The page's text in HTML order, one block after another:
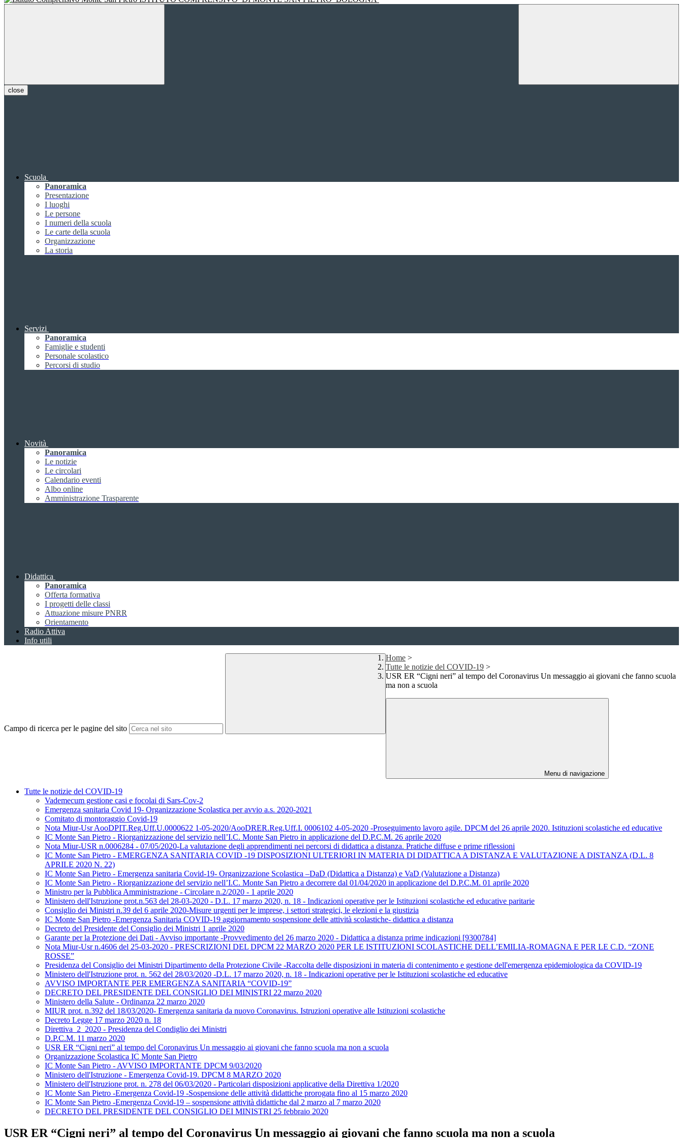
close
Scuola
Panoramica
Presentazione
I luoghi
Le persone
I numeri della scuola
Le carte della scuola
Organizzazione
La storia
Servizi
Panoramica
Famiglie e studenti
Personale scolastico
Percorsi di studio
Novità
Panoramica
Le notizie
Le circolari
Calendario eventi
Albo online
Amministrazione Trasparente
Didattica
Panoramica
Offerta formativa
I progetti delle classi
Attuazione misure PNRR
Orientamento
Radio Attiva
Info utili
Campo di ricerca per le pagine del sito
Home >
Tutte le notizie del COVID-19 >
USR ER “Cigni neri” al tempo del Coronavirus Un messaggio ai giovani che fanno scuola
ma non a scuola
Menu di navigazione
Tutte le notizie del COVID-19
Vademecum gestione casi e focolai di Sars-Cov-2
Emergenza sanitaria Covid 19- Organizzazione Scolastica per avvio a.s. 2020-2021
Comitato di montoraggio Covid-19
Nota Miur-Usr AooDPIT.Reg.Uff.U.0000622 1-05-2020/AooDRER.Reg.Uff.I. 0006102 4-05-2020 -Proseguimento lavoro agile. DPCM del 26 aprile 2020. Istituzioni scolastiche ed educative
IC Monte San Pietro - Riorganizzazione del servizio nell’I.C. Monte San Pietro in applicazione del D.P.C.M. 26 aprile 2020
Nota Miur-USR n.0006284 - 07/05/2020-La valutazione degli apprendimenti nei percorsi di didattica a distanza. Pratiche diffuse e prime riflessioni
IC Monte San Pietro - EMERGENZA SANITARIA COVID -19 DISPOSIZIONI ULTERIORI IN MATERIA DI DIDATTICA A DISTANZA E VALUTAZIONE A DISTANZA (D.L. 8
APRILE 2020 N. 22)
IC Monte San Pietro - Emergenza sanitaria Covid-19- Organizzazione Scolastica –DaD (Didattica a Distanza) e VaD (Valutazione a Distanza)
IC Monte San Pietro - Riorganizzazione del servizio nell’I.C. Monte San Pietro a decorrere dal 01/04/2020 in applicazione del D.P.C.M. 01 aprile 2020
Ministro per la Pubblica Amministrazione - Circolare n.2/2020 - 1 aprile 2020
Ministero dell'Istruzione prot.n.563 del 28-03-2020 - D.L. 17 marzo 2020, n. 18 - Indicazioni operative per le Istituzioni scolastiche ed educative paritarie
Consiglio dei Ministri n.39 del 6 aprile 2020-Misure urgenti per le imprese, i settori strategici, le elezioni e la giustizia
IC Monte San Pietro -Emergenza Sanitaria COVID-19 aggiornamento sospensione delle attività scolastiche- didattica a distanza
Decreto del Presidente del Consiglio dei Ministri 1 aprile 2020
Garante per la Protezione dei Dati - Avviso importante -Provvedimento del 26 marzo 2020 - Didattica a distanza prime indicazioni [9300784]
Nota Miur-Usr n.4606 del 25-03-2020 - PRESCRIZIONI DEL DPCM 22 MARZO 2020 PER LE ISTITUZIONI SCOLASTICHE DELL’EMILIA-ROMAGNA E PER LE C.D. “ZONE
ROSSE”
Presidenza del Consiglio dei Ministri Dipartimento della Protezione Civile -Raccolta delle disposizioni in materia di contenimento e gestione dell'emergenza epidemiologica da COVID-19
Ministero dell'Istruzione prot. n. 562 del 28/03/2020 -D.L. 17 marzo 2020, n. 18 - Indicazioni operative per le Istituzioni scolastiche ed educative
AVVISO IMPORTANTE PER EMERGENZA SANITARIA “COVID-19”
DECRETO DEL PRESIDENTE DEL CONSIGLIO DEI MINISTRI 22 marzo 2020
Ministero della Salute - Ordinanza 22 marzo 2020
MIUR prot. n.392 del 18/03/2020- Emergenza sanitaria da nuovo Coronavirus. Istruzioni operative alle Istituzioni scolastiche
Decreto Legge 17 marzo 2020 n. 18
Direttiva_2_2020 - Presidenza del Condiglio dei Ministri
D.P.C.M. 11 marzo 2020
USR ER “Cigni neri” al tempo del Coronavirus Un messaggio ai giovani che fanno scuola ma non a scuola
Organizzazione Scolastica IC Monte San Pietro
IC Monte San Pietro - AVVISO IMPORTANTE DPCM 9/03/2020
Ministero dell'Istruzione - Emergenza Covid-19. DPCM 8 MARZO 2020
Ministero dell'Istruzione prot. n. 278 del 06/03/2020 - Particolari disposizioni applicative della Direttiva 1/2020
IC Monte San Pietro -Emergenza Covid-19 -Sospensione delle attività didattiche prorogata fino al 15 marzo 2020
IC Monte San Pietro -Emergenza Covid-19 – sospensione attività didattiche dal 2 marzo al 7 marzo 2020
DECRETO DEL PRESIDENTE DEL CONSIGLIO DEI MINISTRI 25 febbraio 2020
USR ER “Cigni neri” al tempo del Coronavirus Un messaggio ai giovani che fanno scuola ma non a scuola